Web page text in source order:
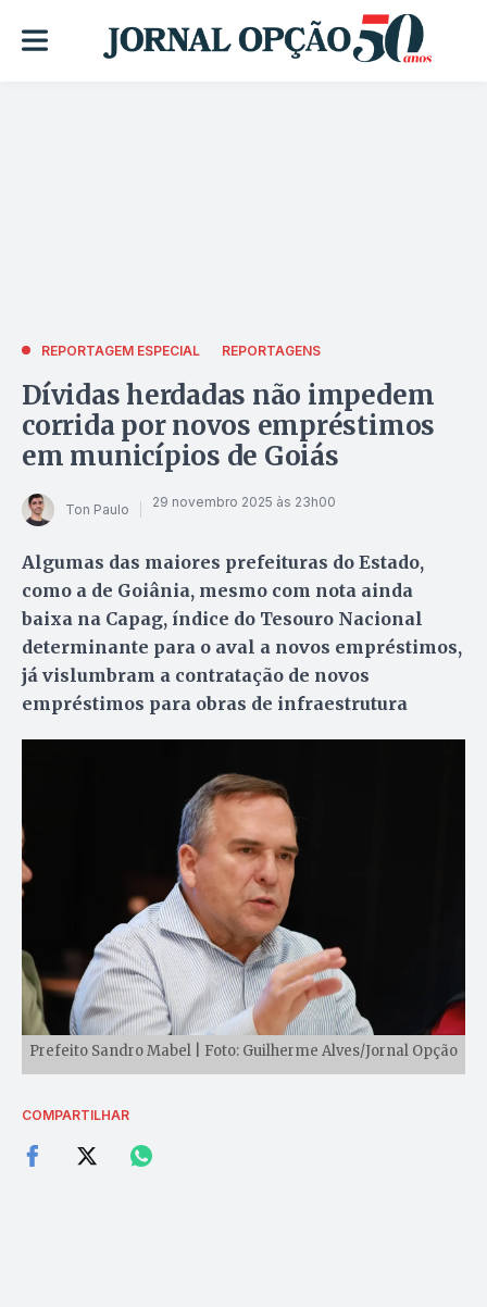
REPORTAGEM ESPECIAL REPORTAGENS
Dívidas herdadas não impedem
corrida por novos empréstimos
em municípios de Goiás
Ton Paulo 29 novembro 2025 às 23h00
Algumas das maiores prefeituras do Estado,
como a de Goiânia, mesmo com nota ainda
baixa na Capag, índice do Tesouro Nacional
determinante para o aval a novos empréstimos,
já vislumbram a contratação de novos
empréstimos para obras de infraestrutura
Prefeito Sandro Mabel | Foto: Guilherme Alves/Jornal Opção
COMPARTILHAR